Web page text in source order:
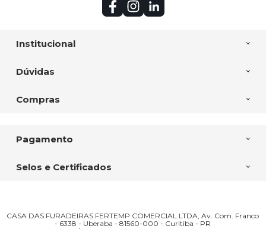
Institucional
Dúvidas
Compras
Pagamento
Selos e Certificados
CASA DAS FURADEIRAS FERTEMP COMERCIAL LTDA, Av. Com. Franco
- 6338 - Uberaba - 81560-000 - Curitiba - PR